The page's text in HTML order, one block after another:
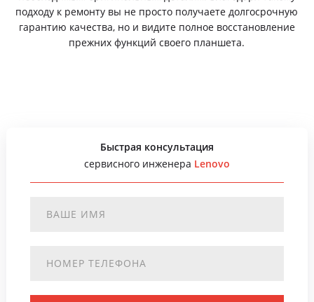
подходу к ремонту вы не просто получаете долгосрочную
гарантию качества, но и видите полное восстановление
прежних функций своего планшета.
Быстрая консультация
сервисного инженера Lenovo